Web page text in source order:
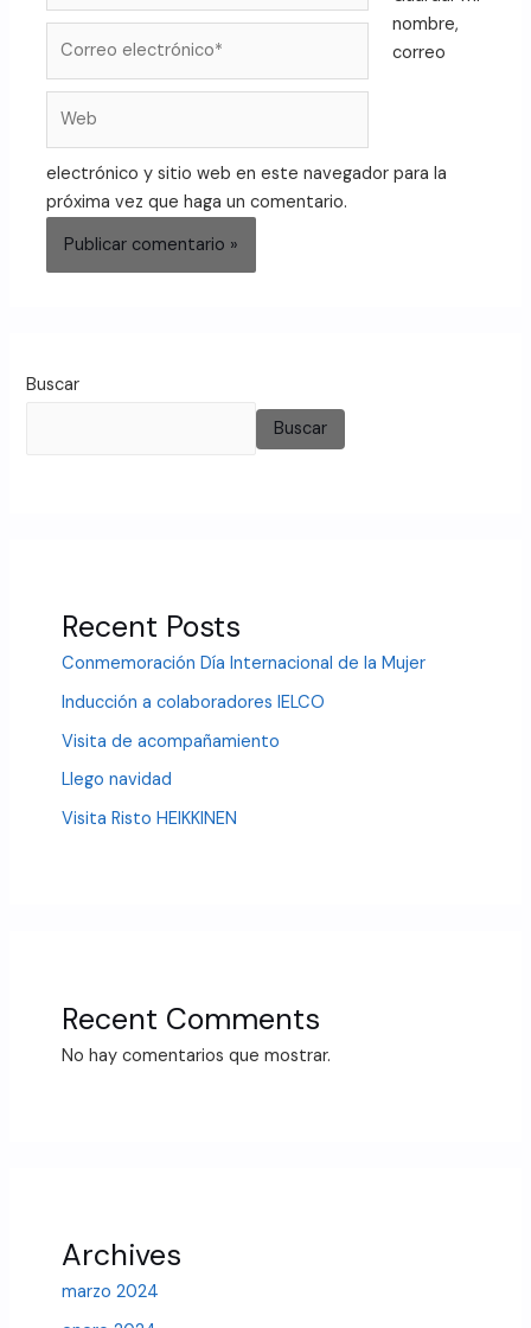
nombre,
correo
electrónico y sitio web en este navegador para la
próxima vez que haga un comentario.
Buscar
Buscar
Recent Posts
Conmemoración Día Internacional de la Mujer
Inducción a colaboradores IELCO
Visita de acompañamiento
Llego navidad
Visita Risto HEIKKINEN
Recent Comments
No hay comentarios que mostrar.
Archives
marzo 2024